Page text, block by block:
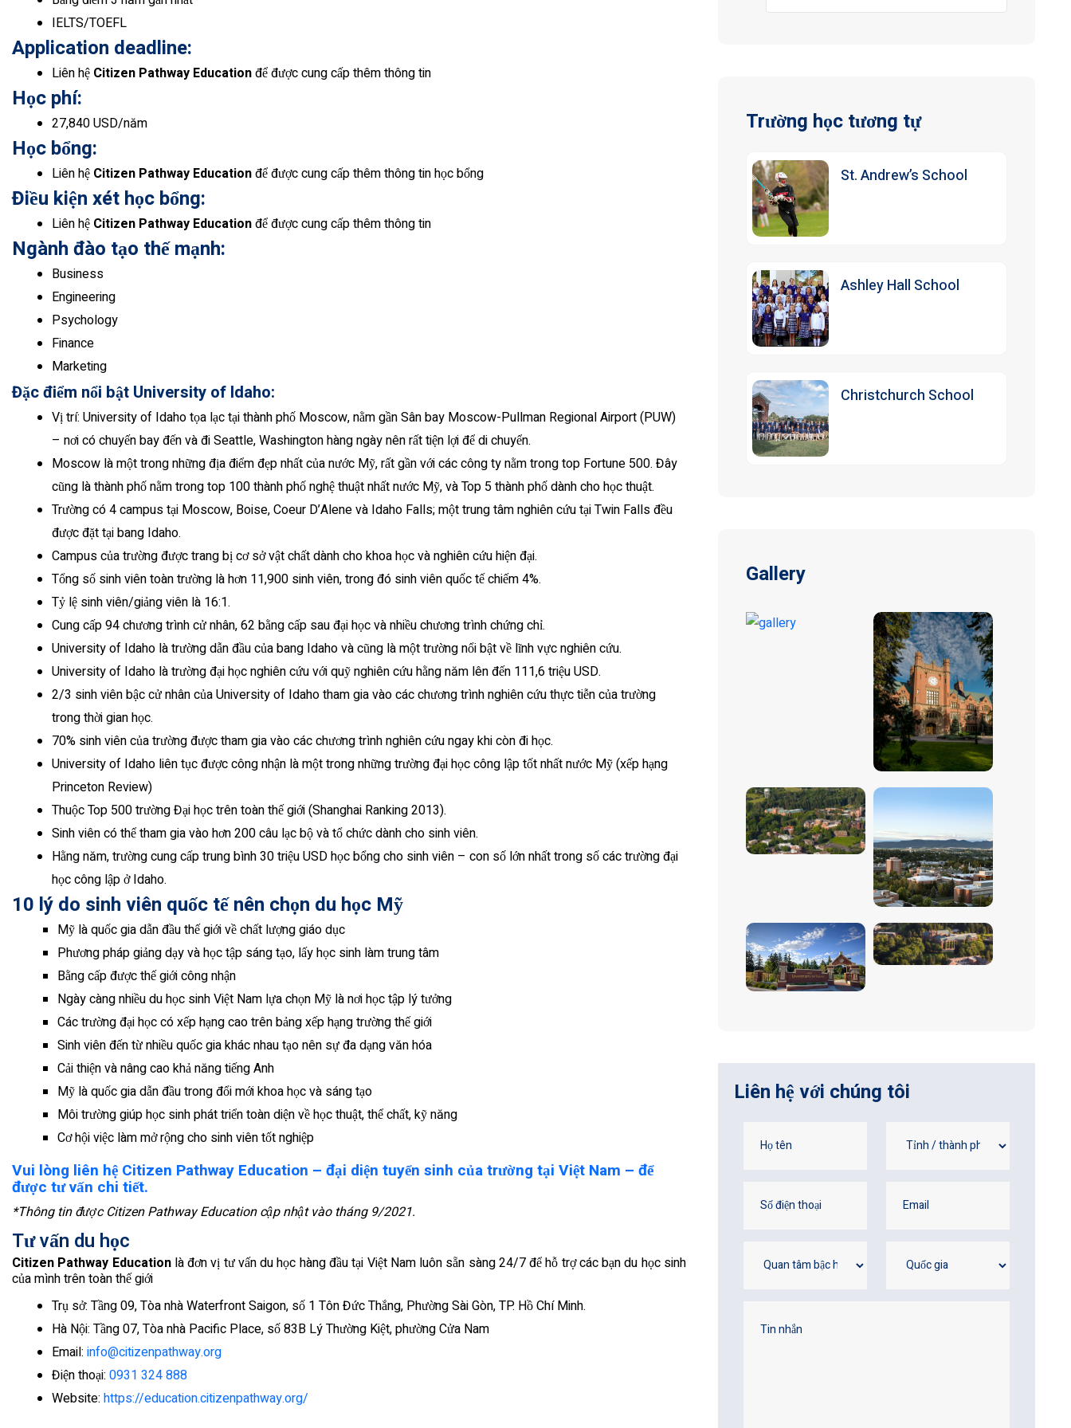
IELTS/TOEFL
Application deadline:
Liên hệ Citizen Pathway Educationđể được cung cấp thêm thông tin
Học phí:
27,840 USD/năm
Học bổng:
Liên hệ Citizen Pathway Educationđể được cung cấp thêm thông tin học bổng
Điều kiện xét học bổng:
Liên hệ Citizen Pathway Educationđể được cung cấp thêm thông tin
Ngành đào tạo thế mạnh:
Business
Engineering
Psychology
Finance
Marketing
Đặc điểm nổi bật University of Idaho:
Vị trí: University of Idaho tọa lạc tại thành phố Moscow, nằm gần Sân bay Moscow-Pullman Regional Airport (PUW)
– nơi có chuyến bay đến và đi Seattle, Washington hàng ngày nên rất tiện lợi để di chuyển.
Moscow là một trong những địa điểm đẹp nhất của nước Mỹ, rất gần với các công ty nằm trong top Fortune 500. Đây
cũng là thành phố nằm trong top 100 thành phố nghệ thuật nhất nước Mỹ, và Top 5 thành phố dành cho học thuật.
Trường có 4 campus tại Moscow, Boise, Coeur D’Alene và Idaho Falls; một trung tâm nghiên cứu tại Twin Falls đều
được đặt tại bang Idaho.
Campus của trường được trang bị cơ sở vật chất dành cho khoa học và nghiên cứu hiện đại.
Tổng số sinh viên toàn trường là hơn 11,900 sinh viên, trong đó sinh viên quốc tế chiếm 4%.
Tỷ lệ sinh viên/giảng viên là 16:1.
Cung cấp 94 chương trình cử nhân, 62 bằng cấp sau đại học và nhiều chương trình chứng chỉ.
University of Idaho là trường dẫn đầu của bang Idaho và cũng là một trường nổi bật về lĩnh vực nghiên cứu.
University of Idaho là trường đại học nghiên cứu với quỹ nghiên cứu hằng năm lên đến 111,6 triệu USD.
2/3 sinh viên bậc cử nhân của University of Idaho tham gia vào các chương trình nghiên cứu thực tiễn của trường
trong thời gian học.
70% sinh viên của trường được tham gia vào các chương trình nghiên cứu ngay khi còn đi học.
University of Idaho liên tục được công nhận là một trong những trường đại học công lập tốt nhất nước Mỹ (xếp hạng
Princeton Review)
Thuộc Top 500 trường Đại học trên toàn thế giới (Shanghai Ranking 2013).
Sinh viên có thể tham gia vào hơn 200 câu lạc bộ và tổ chức dành cho sinh viên.
Hằng năm, trường cung cấp trung bình 30 triệu USD học bổng cho sinh viên – con số lớn nhất trong số các trường đại
học công lập ở Idaho.
10 lý do sinh viên quốc tế nên chọn du học Mỹ
Mỹ là quốc gia dẫn đầu thế giới về chất lượng giáo dục
Phương pháp giảng dạy và học tập sáng tạo, lấy học sinh làm trung tâm
Bằng cấp được thế giới công nhận
Ngày càng nhiều du học sinh Việt Nam lựa chọn Mỹ là nơi học tập lý tưởng
Các trường đại học có xếp hạng cao trên bảng xếp hạng trường thế giới
Sinh viên đến từ nhiều quốc gia khác nhau tạo nên sự đa dạng văn hóa
Cải thiện và nâng cao khả năng tiếng Anh
Mỹ là quốc gia dẫn đầu trong đổi mới khoa học và sáng tạo
Môi trường giúp học sinh phát triển toàn diện về học thuật, thể chất, kỹ năng
Cơ hội việc làm mở rộng cho sinh viên tốt nghiệp
Vui lòng liên hệ Citizen Pathway Education – đại diện tuyển sinh của trường tại Việt Nam – để
được tư vấn chi tiết.
*Thông tin được Citizen Pathway Education cập nhật vào tháng 9/2021.
Tư vấn du học
Citizen Pathway Education là đơn vị tư vấn du học hàng đầu tại Việt Nam luôn sẵn sàng 24/7 để hỗ trợ các bạn du học sinh
của mình trên toàn thế giới
Trụ sở: Tầng 09, Tòa nhà Waterfront Saigon, số 1 Tôn Đức Thắng, Phường Sài Gòn, TP. Hồ Chí Minh.
Hà Nội: Tầng 07, Tòa nhà Pacific Place, số 83B Lý Thường Kiệt, phường Cửa Nam
Email: info@citizenpathway.org
Điện thoại: 0931 324 888
Website: https://education.citizenpathway.org/
Trường học tương tự
St. Andrew’s School
Ashley Hall School
Christchurch School
Gallery
Liên hệ với chúng tôi